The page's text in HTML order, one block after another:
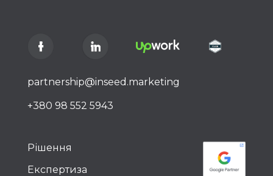
partnership@inseed.marketing
+380 98 552 5943
Рішення
Експертиза